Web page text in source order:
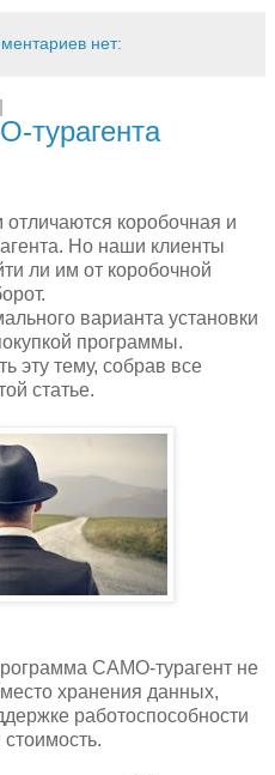
нет:
турагента
отличаются коробочная и
Но наши клиенты
ли им от коробочной
варианта установки
программы.
эту тему, собрав все
статье.
САМО-турагент не
хранения данных,
работоспособности